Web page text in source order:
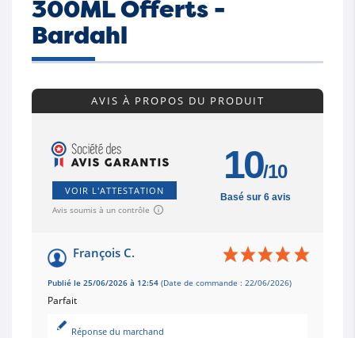
300ML Offerts -
Bardahl
AVIS À PROPOS DU PRODUIT
VOIR L'ATTESTATION
Avis soumis à un contrôle
10/10
Basé sur 6 avis
François C.
Publié le 25/06/2026 à 12:54 (Date de commande : 22/06/2026)
Parfait
Réponse du marchand